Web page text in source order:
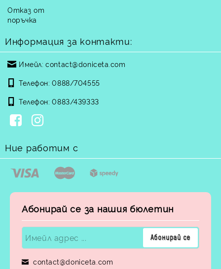
Отказ от
поръчка
Информация за контакти:
Имейл: contact@doniceta.com
Телефон: 0888/704555
Телефон: 0883/439333
Ние работим с
Абонирай се за нашия бюлетин
contact@doniceta.com